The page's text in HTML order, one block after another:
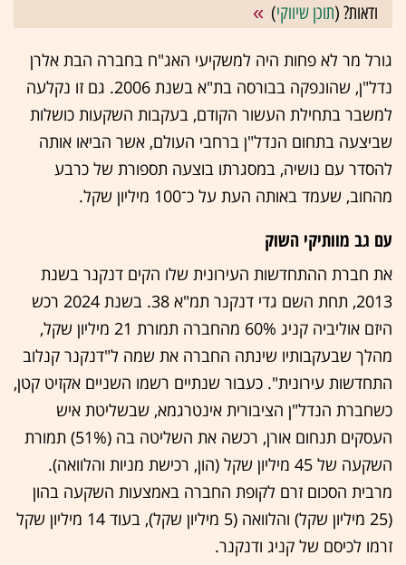
ודאות? (תוכן שיווקי)
גורל מר לא פחות היה למשקיעי האג"ח בחברה הבת אלרן
נדל"ן, שהונפקה בבורסה בת"א בשנת 2006. גם זו נקלעה
למשבר בתחילת העשור הקודם, בעקבות השקעות כושלות
שביצעה בתחום הנדל"ן ברחבי העולם, אשר הביאו אותה
להסדר עם נושיה, במסגרתו בוצעה תספורת של כרבע
מהחוב, שעמד באותה העת על כ־100 מיליון שקל.
עם גב מוותיקי השוק
את חברת ההתחדשות העירונית שלו הקים דנקנר בשנת
2013, תחת השם גדי דנקנר תמ"א 38. בשנת 2024 רכש
היזם אוליביה קניג 60% מהחברה תמורת 21 מיליון שקל,
מהלך שבעקבותיו שינתה החברה את שמה ל"דנקנר קנלוב
התחדשות עירונית". כעבור שנתיים רשמו השניים אקזיט קטן,
כשחברת הנדל"ן הציבורית אינטרגמא, שבשליטת איש
העסקים תנחום אורן, רכשה את השליטה בה (51%) תמורת
השקעה של 45 מיליון שקל (הון, רכישת מניות והלוואה).
מרבית הסכום זרם לקופת החברה באמצעות השקעה בהון
(25 מיליון שקל) והלוואה (5 מיליון שקל), בעוד 14 מיליון שקל
זרמו לכיסם של קניג ודנקנר.